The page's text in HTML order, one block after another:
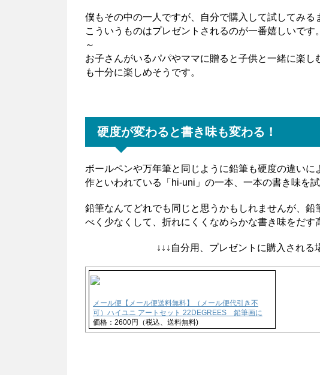
僕もその中の一人ですが、自分で購入して試してみ
こういうものはプレゼントされるのが一番嬉しいで
～
お子さんがいるパパやママに贈ると子供と一緒に楽
も十分に楽しめそうです。
硬度が変わると書き味も変わる！
ボールペンや万年筆と同じように鉛筆も硬度の違い
作といわれている「hi-uni」の一本、一本の書き味を試
鉛筆なんてどれでも同じと思うかもしれませんが、
べく少なくして、折れにくくなめらかな書き味をだす
↓↓↓自分用、プレゼントに購入される
メール便【メール便送料無料】（メール便代引き不
可）ハイユニ アートセット 22DEGREES 鉛筆画に
価格：2600円（税込、送料無料)